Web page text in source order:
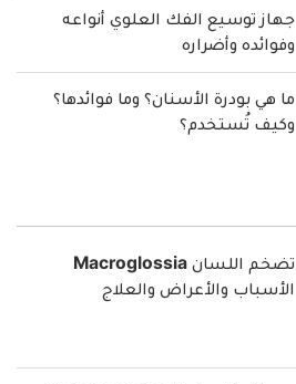
جهاز توسيع الفك العلوي أنواعه
وفوائده وأضراره
ما هي بودرة الأسنان؟ وما فوائدها؟
وكيف تُستخدم؟
تضخم اللسان Macroglossia
الأسباب والأعراض والعلاج